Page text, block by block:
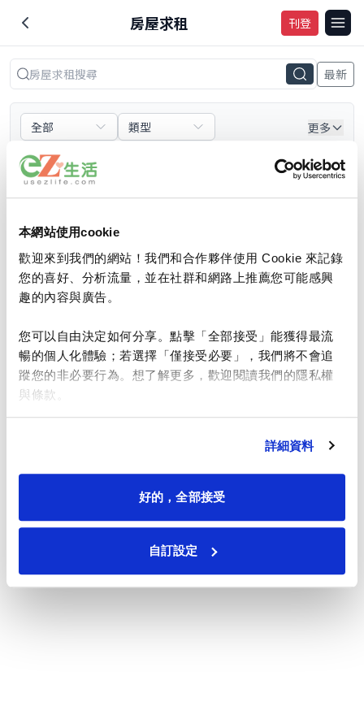
本網站使用cookie
歡迎來到我們的網站！我們和合作夥伴使用 Cookie 來記錄
您的喜好、分析流量，並在社群和網路上推薦您可能感興
趣的內容與廣告。
您可以自由決定如何分享。點擊「全部接受」能獲得最流
暢的個人化體驗；若選擇「僅接受必要」，我們將不會追
蹤您的非必要行為。想了解更多，歡迎閱讀我們的隱私權
與條款。
詳細資料
好的，全部接受
自訂設定
房屋求租 刊登
最新
更多
全部
類型
臥室
租金
目前沒有符合條件的數據，請嘗試調整搜索條件或稍後再
試。